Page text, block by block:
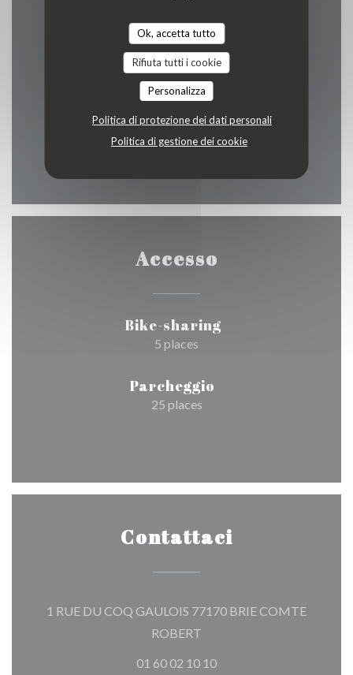
Ok, accetta tutto
Rifiuta tutti i cookie
Personalizza
Politica di protezione dei dati personali
Politica di gestione dei cookie
Sabato
19:45 - 22:00
Domenica
Chiuso
Accesso
Bike-sharing
5 places
Parcheggio
25 places
Contattaci
1 RUE DU COQ GAULOIS 77170 BRIE COMTE
ROBERT
01 60 02 10 10